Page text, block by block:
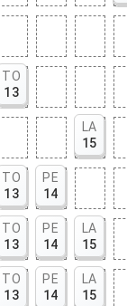
TO
13
LA
15
TO
13
PE
14
TO
13
PE
14
LA
15
TO
13
PE
14
LA
15